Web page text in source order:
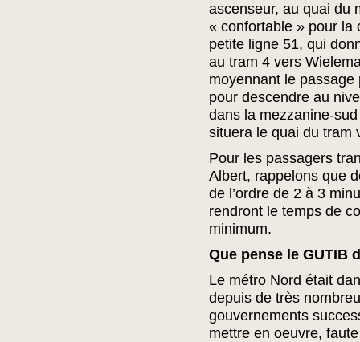
ascenseur, au quai du
« confortable » pour la
petite ligne 51, qui
au tram 4 vers
moyennant le
pour descendre au
dans la mezzanine-
situera le quai du tram
Pour les passagers
Albert, rappelons que
de l’ordre de 2 à 3
rendront le temps de
minimum.
Que pense le GUTIB
Le métro Nord était
depuis de très
gouvernements
mettre en oeuvre,